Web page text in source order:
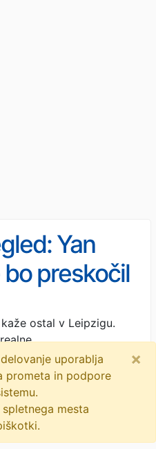
Yan
preskočil
prestopil za
zid
ostal v Leipzigu.
objavi
uporablja
prometa in podpore
mesta
×